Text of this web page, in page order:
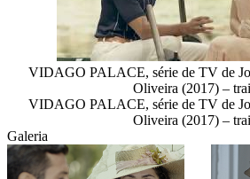
VIDAGO PALACE, série de TV de
Oliveira (2017) –
VIDAGO PALACE, série de TV de
Oliveira (2017) –
Galeria